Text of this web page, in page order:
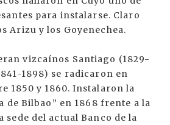
para instalarse. Claro
Arizu y los Goyenechea.
vizcaínos Santiago (1829-
1898) se radicaron en
1850 y 1860. Instalaron la
de Bilbao” en 1868 frente a la
sede del actual Banco de la